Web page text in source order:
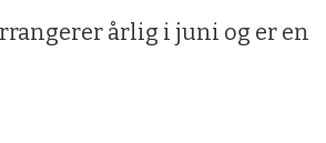
årlig i juni og er en